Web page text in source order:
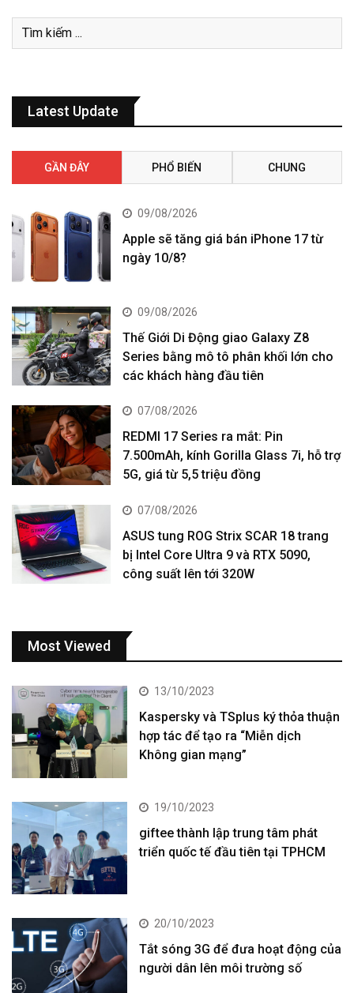
Latest Update
GẦN ĐÂY PHỔ BIẾN CHUNG
09/08/2026
Apple sẽ tăng giá bán iPhone 17 từ
ngày 10/8?
09/08/2026
Thế Giới Di Động giao Galaxy Z8
Series bằng mô tô phân khối lớn cho
các khách hàng đầu tiên
07/08/2026
REDMI 17 Series ra mắt: Pin
7.500mAh, kính Gorilla Glass 7i, hỗ trợ
5G, giá từ 5,5 triệu đồng
07/08/2026
ASUS tung ROG Strix SCAR 18 trang
bị Intel Core Ultra 9 và RTX 5090,
công suất lên tới 320W
Most Viewed
13/10/2023
Kaspersky và TSplus ký thỏa thuận
hợp tác để tạo ra “Miễn dịch
Không gian mạng”
19/10/2023
giftee thành lập trung tâm phát
triển quốc tế đầu tiên tại TPHCM
20/10/2023
Tắt sóng 3G để đưa hoạt động của
người dân lên môi trường số